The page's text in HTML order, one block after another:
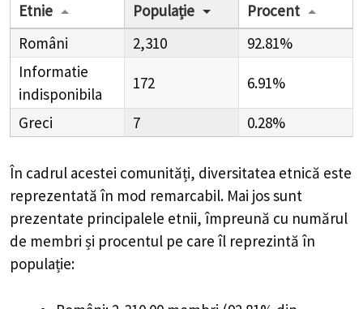
Etnie Populație
Procent
Români
2,310
92.81%
Informatie
indisponibila
172 6.91%
Greci 7 0.28%
În cadrul acestei comunități, diversitatea etnică este
reprezentată în mod remarcabil. Mai jos sunt
prezentate principalele etnii, împreună cu numărul
de membri și procentul pe care îl reprezintă în
populație: